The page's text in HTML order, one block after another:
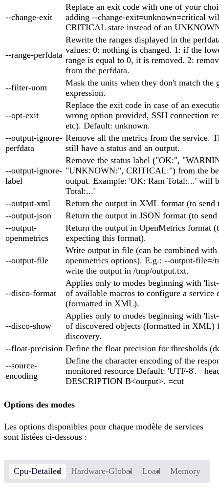
--change-exit
Replace an exit code with one of your
adding --change-exit=unknown=critical
CRITICAL state instead of an
--range-perfdata
Rewrite the ranges displayed in the
values: 0: nothing is changed. 1: if the
range is equal to 0, it is removed. 2:
from the perfdata.
--filter-uom
Mask the units when they don't match the
expression.
--opt-exit
Replace the exit code in case of an
wrong option provided, SSH connection
etc). Default: unknown.
--output-ignore-
perfdata
Remove all the metrics from the service.
still have a status and an output.
--output-ignore-
label
Remove the status label ("OK:",
"UNKNOWN:", CRITICAL:") from the
output. Example: 'OK: Ram Total:...' will
Total:...'
--output-xml
Return the output in XML format (to
--output-json
Return the output in JSON format (to
--output-
openmetrics
Return the output in OpenMetrics format
expecting this format).
--output-file
Write output in file (can be combined
openmetrics options). E.g.: --output-
write the output in /tmp/output.txt.
--disco-format
Applies only to modes beginning with
of available macros to configure a service
(formatted in XML).
--disco-show
Applies only to modes beginning with
of discovered objects (formatted in XML)
discovery.
--float-precision Define the float precision for thresholds
--source-
encoding
Define the character encoding of the
monitored resource Default: 'UTF-8'.
DESCRIPTION B<output>. =cut
Options des modes
Les options disponibles pour chaque modèle de services
sont listées ci-dessous :
Cpu-Detailed Hardware-Global Load Memory